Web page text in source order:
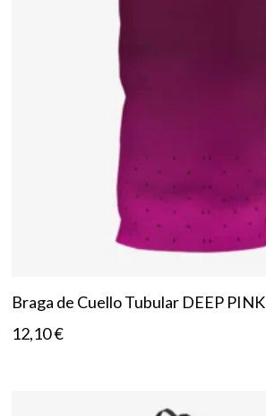
Braga de Cuello Tubular DEEP PINK
12,10€